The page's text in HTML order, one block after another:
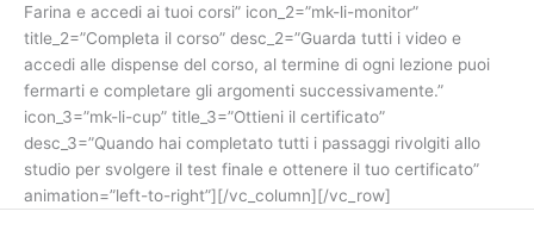
Farina e accedi ai tuoi corsi” icon_2=”mk-li-monitor”
title_2=”Completa il corso” desc_2=”Guarda tutti i video e
accedi alle dispense del corso, al termine di ogni lezione puoi
fermarti e completare gli argomenti successivamente.”
icon_3=”mk-li-cup” title_3=”Ottieni il certificato”
desc_3=”Quando hai completato tutti i passaggi rivolgiti allo
studio per svolgere il test finale e ottenere il tuo certificato”
animation=”left-to-right”][/vc_column][/vc_row]